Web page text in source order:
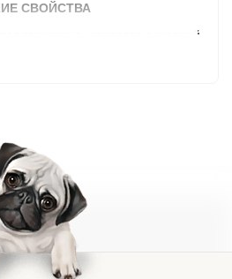
СВОЙСТВА
гликопина, является основной
клеточной стенки
активность лизосомальных
противовоспалительных
индуцирующих
и дифференцировку клеток
— Т- и В-лимфоцитов.
колониестимулирующих
лейкопоэз. В результате
активация всех звеньев